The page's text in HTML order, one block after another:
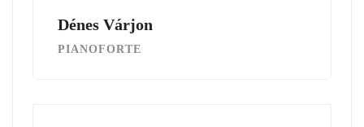
Dénes Várjon
PIANOFORTE